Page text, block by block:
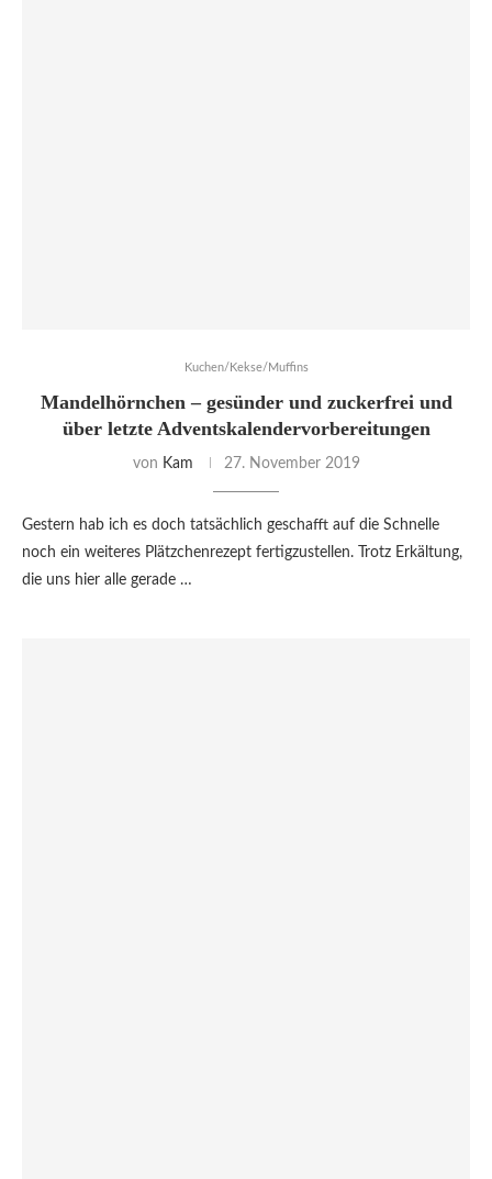
Kuchen/Kekse/Muffins
Mandelhörnchen – gesünder und zuckerfrei und
über letzte Adventskalendervorbereitungen
von Kam 27. November 2019
Gestern hab ich es doch tatsächlich geschafft auf die Schnelle
noch ein weiteres Plätzchenrezept fertigzustellen. Trotz Erkältung,
die uns hier alle gerade …